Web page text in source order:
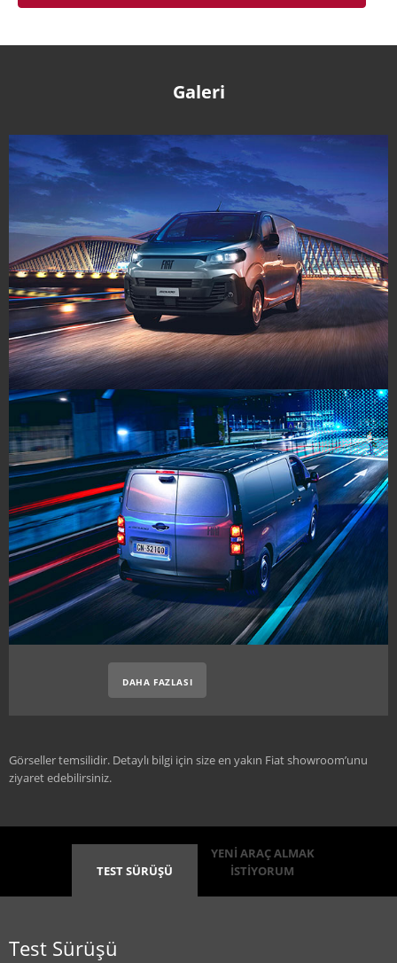
Galeri
DAHA FAZLASI
Görseller temsilidir. Detaylı bilgi için size en yakın Fiat showroom’unu
ziyaret edebilirsiniz.
TEST SÜRÜŞÜ
YENİ ARAÇ ALMAK
İSTİYORUM
Test Sürüşü